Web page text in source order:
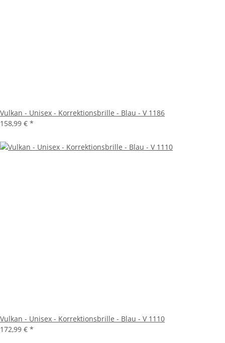
Vulkan - Unisex - Korrektionsbrille - Blau - V 1186
158,99 € *
Vulkan - Unisex - Korrektionsbrille - Blau - V 1110
172,99 € *